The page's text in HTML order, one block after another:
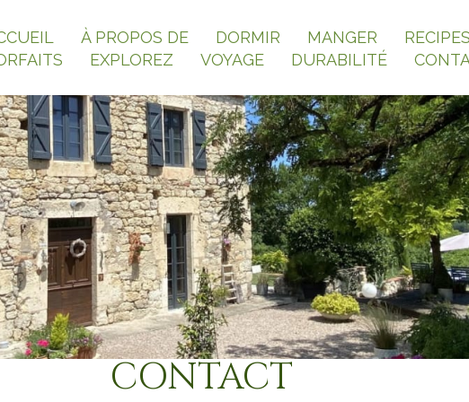
À PROPOS DE DORMIR MANGER RECIPES
EXPLOREZ VOYAGE DURABILITÉ
CONTACT